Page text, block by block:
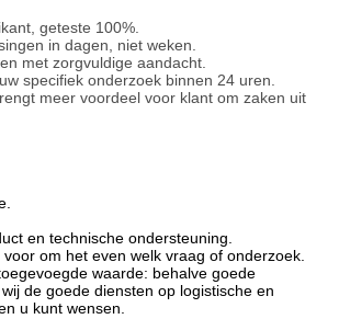
geteste 100%.
in dagen, niet weken.
met zorgvuldige aandacht.
specifiek onderzoek binnen 24 uren.
meer voordeel voor klant om zaken uit
en technische ondersteuning.
om het even welk vraag of onderzoek.
waarde: behalve goede
de goede diensten op logistische en
u kunt wensen.